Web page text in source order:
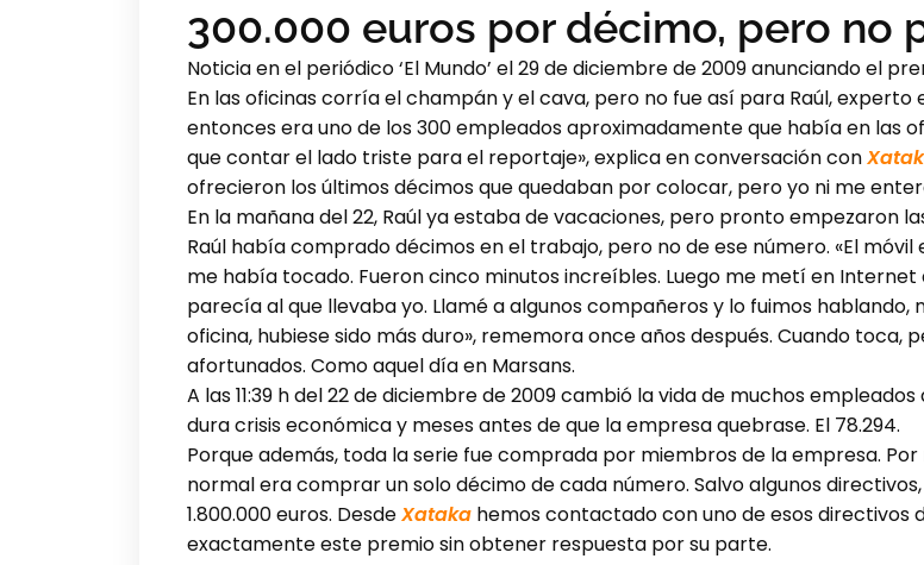
300.000 euros por décimo, pero no
Noticia en el periódico ‘El Mundo’ el 29 de diciembre de 2009 anunciando el
En las oficinas corría el champán y el cava, pero no fue así para Raúl,
entonces era uno de los 300 empleados aproximadamente que había en las
que contar el lado triste para el reportaje», explica en conversación con
ofrecieron los últimos décimos que quedaban por colocar, pero yo ni me
En la mañana del 22, Raúl ya estaba de vacaciones, pero pronto empezaron
Raúl había comprado décimos en el trabajo, pero no de ese número. «El
me había tocado. Fueron cinco minutos increíbles. Luego me metí en
parecía al que llevaba yo. Llamé a algunos compañeros y lo fuimos hablando,
oficina, hubiese sido más duro», rememora once años después. Cuando toca,
afortunados. Como aquel día en Marsans.
A las 11:39 h del 22 de diciembre de 2009 cambió la vida de muchos
dura crisis económica y meses antes de que la empresa quebrase. El 78.294.
Porque además, toda la serie fue comprada por miembros de la empresa.
normal era comprar un solo décimo de cada número. Salvo algunos
1.800.000 euros. DesdeXataka hemos contactado con uno de esos directivos
exactamente este premio sin obtener respuesta por su parte.